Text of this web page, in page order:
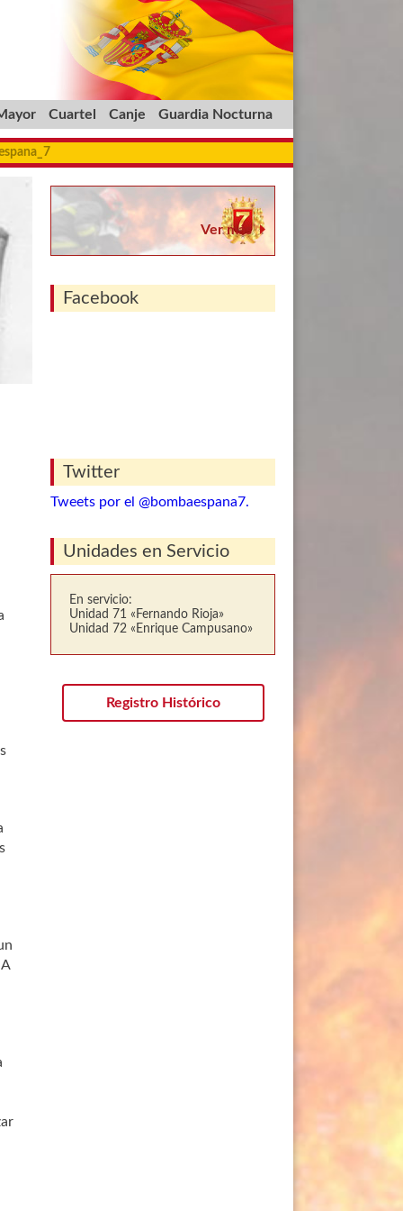
Cuartel Canje Guardia Nocturna
Ver más
Facebook
Twitter
Tweets por el @bombaespana7.
Unidades en Servicio
En servicio:
Unidad 71 «Fernando Rioja»
Unidad 72 «Enrique Campusano»
Registro Histórico